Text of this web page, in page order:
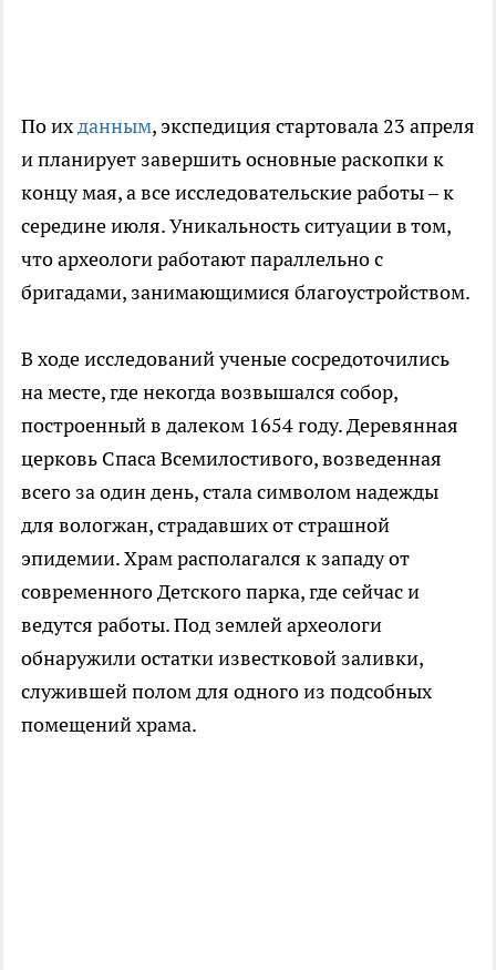
По ихданным, экспедиция стартовала 23 апреля
и планирует завершить основные раскопки к
концу мая, а все исследовательские работы – к
середине июля. Уникальность ситуации в том,
что археологи работают параллельно с
бригадами, занимающимися благоустройством.
В ходе исследований ученые сосредоточились
на месте, где некогда возвышался собор,
построенный в далеком 1654 году. Деревянная
церковь Спаса Всемилостивого, возведенная
всего за один день, стала символом надежды
для вологжан, страдавших от страшной
эпидемии. Храм располагался к западу от
современного Детского парка, где сейчас и
ведутся работы. Под землей археологи
обнаружили остатки известковой заливки,
служившей полом для одного из подсобных
помещений храма.